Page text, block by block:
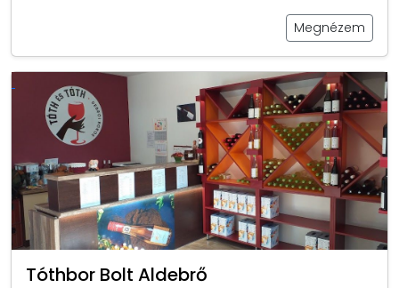
Megnézem
Tóthbor Bolt Aldebrő